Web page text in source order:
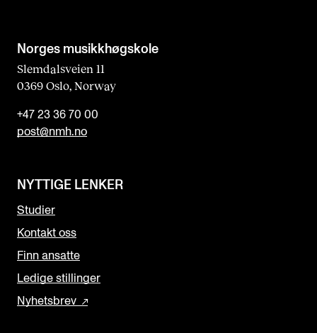
Norges musikk­høgskole
Slemdalsveien 11
0369 Oslo, Norway
+47 23 36 70 00
post@nmh.no
NYTTIGE LENKER
Studier
Kontakt oss
Finn ansatte
Ledige stillinger
Nyhetsbrev